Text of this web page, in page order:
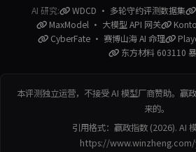
AI 研究: WDCD · 多轮守约评测数据集
MaxModel · 大模型 API 网关
CyberFate · 赛博山海 AI 命理
东方材料 603110
本评测独立运营，不接受 AI 模型厂商赞助。赢
来的。
引用格式：赢政指数 (2026). AI
https://